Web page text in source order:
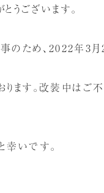
ございます。
ため、2022年3
ります。改装中はご
いです。